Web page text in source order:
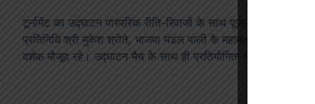
टूर्नामेंट का उद्घाटन पारंपरिक रीति-रिवाजों के साथ पूजा-अर्चना और
प्रतिनिधि श्री मुकेश श्रोते, भाजपा मंडल पाली के महामंत्री श्री
दर्शक मौजूद रहे। उद्घाटन मैच के साथ ही प्रतियोगिता ने रोमांचक